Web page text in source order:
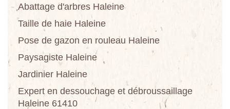
Abattage d'arbres Haleine
Taille de haie Haleine
Pose de gazon en rouleau Haleine
Paysagiste Haleine
Jardinier Haleine
Expert en dessouchage et débroussaillage
Haleine 61410